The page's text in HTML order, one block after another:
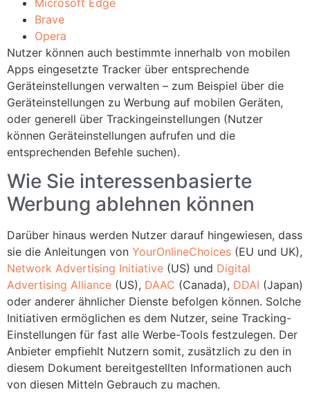
Brave
Opera
Nutzer können auch bestimmte innerhalb von mobilen
Apps eingesetzte Tracker über entsprechende
Geräteinstellungen verwalten – zum Beispiel über die
Geräteinstellungen zu Werbung auf mobilen Geräten,
oder generell über Trackingeinstellungen (Nutzer
können Geräteinstellungen aufrufen und die
entsprechenden Befehle suchen).
Wie Sie interessenbasierte
Werbung ablehnen können
Darüber hinaus werden Nutzer darauf hingewiesen, dass
sie die Anleitungen von YourOnlineChoices (EU und UK),
Network Advertising Initiative (US) und Digital
Advertising Alliance (US), DAAC (Canada), DDAI (Japan)
oder anderer ähnlicher Dienste befolgen können. Solche
Initiativen ermöglichen es dem Nutzer, seine Tracking-
Einstellungen für fast alle Werbe-Tools festzulegen. Der
Anbieter empfiehlt Nutzern somit, zusätzlich zu den in
diesem Dokument bereitgestellten Informationen auch
von diesen Mitteln Gebrauch zu machen.